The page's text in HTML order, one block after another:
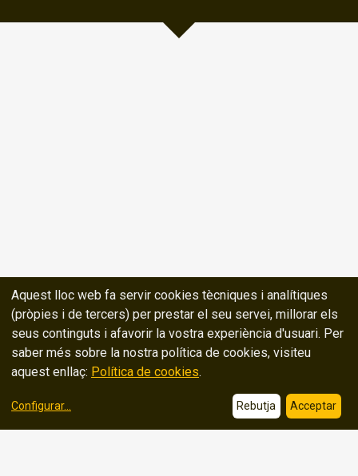
Aquest lloc web fa servir cookies tècniques i analítiques
(pròpies i de tercers) per prestar el seu servei, millorar els
seus continguts i afavorir la vostra experiència d'usuari. Per
saber més sobre la nostra política de cookies, visiteu
aquest enllaç: Política de cookies.
Configurar... Rebutja Acceptar